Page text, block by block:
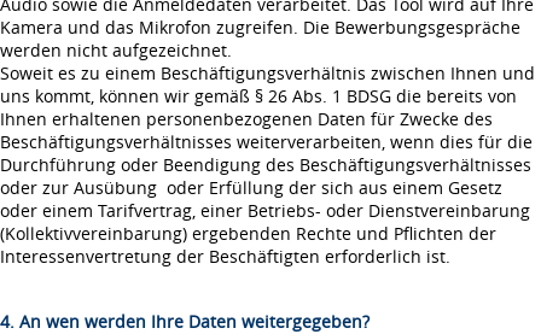
Kamera und das Mikrofon zugreifen. Die Bewerbungsgespräche
werden nicht aufgezeichnet.
Soweit es zu einem Beschäftigungsverhältnis zwischen Ihnen und
uns kommt, können wir gemäß § 26 Abs. 1 BDSG die bereits von
Ihnen erhaltenen personenbezogenen Daten für Zwecke des
Beschäftigungsverhältnisses weiterverarbeiten, wenn dies für die
Durchführung oder Beendigung des Beschäftigungsverhältnisses
oder zur Ausübung oder Erfüllung der sich aus einem Gesetz
oder einem Tarifvertrag, einer Betriebs- oder Dienstvereinbarung
(Kollektivvereinbarung) ergebenden Rechte und Pflichten der
Interessenvertretung der Beschäftigten erforderlich ist.
4. An wen werden Ihre Daten weitergegeben?